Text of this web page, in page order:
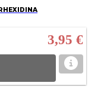
3,95 €